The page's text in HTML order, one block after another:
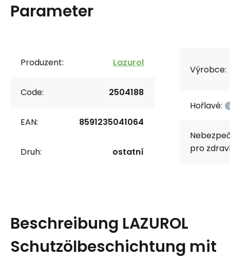
Parameter
Produzent: Lazurol
Code: 2504188
EAN: 8591235041064
Druh: ostatní
Výrobce:
Hořlavé:
pro
Beschreibung LAZUROL
Schutzölbeschichtung mit